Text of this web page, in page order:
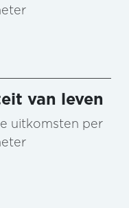
van leven
uitkomsten per